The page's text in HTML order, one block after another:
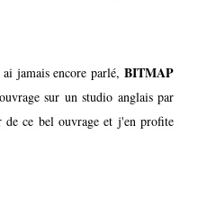
jamais encore parlé, BITMAP
sur un studio anglais par
de ce bel ouvrage et j'en profite